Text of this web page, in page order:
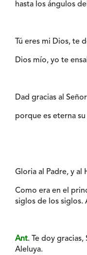
hasta los ángulos
Tú eres mi Dios, te
Dios mío, yo te
Dad gracias al
porque es eterna
Gloria al Padre, y al
Como era en el
siglos de los siglos.
Ant. Te doy
Aleluya.